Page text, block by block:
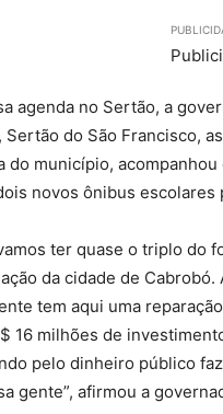
agenda no Sertão, a
Sertão do São Francisco,
do município,
novos ônibus escolares
ter quase o triplo do
da cidade de Cabrobó.
tem aqui uma
16 milhões de
pelo dinheiro público
gente”, afirmou a